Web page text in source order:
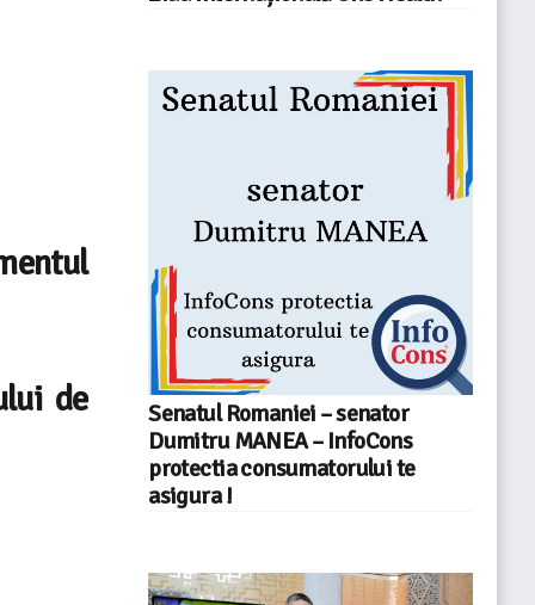
de
Senatul Romaniei – senator
Dumitru MANEA – InfoCons
protectia consumatorului te
asigura !